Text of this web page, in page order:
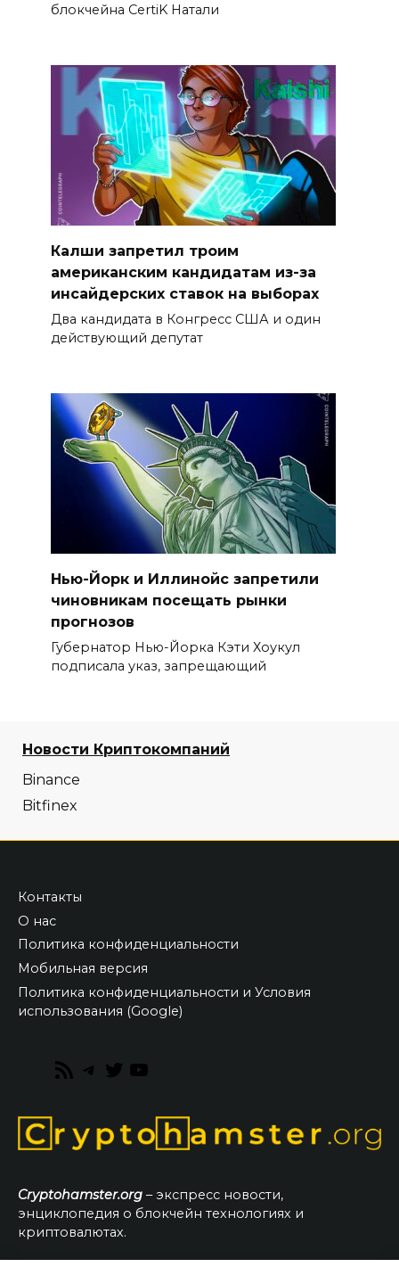
блокчейна CertiK Натали
Калши запретил троим
американским кандидатам из-за
инсайдерских ставок на выборах
Два кандидата в Конгресс США и один
действующий депутат
Нью-Йорк и Иллинойс запретили
чиновникам посещать рынки
прогнозов
Губернатор Нью-Йорка Кэти Хоукул
подписала указ, запрещающий
Новости Криптокомпаний
Binance
Bitfinex
Контакты
О нас
Политика конфиденциальности
Мобильная версия
Политика конфиденциальности и Условия
использования (Google)
RSS
Telegram
Twitter
Cryptohamster.org – экспресс новости,
энциклопедия о блокчейн технологиях и
криптовалютах.